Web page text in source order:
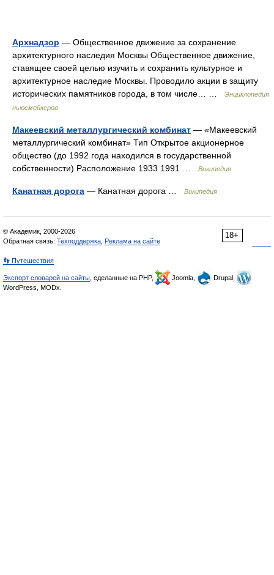
Архнадзор — Общественное движение за сохранение
архитектурного наследия Москвы Общественное движение,
ставящее своей целью изучить и сохранить культурное и
архитектурное наследие Москвы. Проводило акции в защиту
исторических памятников города, в том числе… …
Энциклопедия
ньюсмейкеров
Макеевский металлургический комбинат — «Макеевский
металлургический комбинат» Тип Открытое акционерное
общество (до 1992 года находился в государственной
собственности) Расположение 1933 1991 …
Википедия
Канатная дорога — Канатная дорога … Википедия
18+
© Академик, 2000-2026
Обратная связь: Техподдержка Реклама на сайте
👣 Путешествия
Экспорт словарей на сайты , сделанные на PHP, Joomla,
Drupal,
WordPress, MODx.